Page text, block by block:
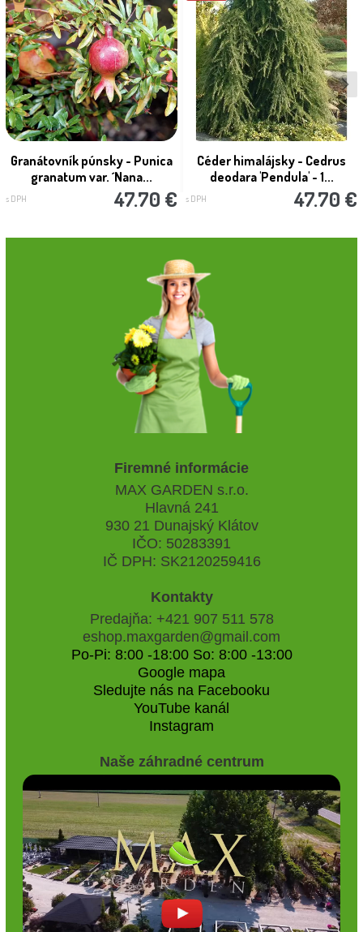
Granátovník púnsky - Punica
granatum var. ´Nana...
s DPH 47.70 €
Céder himalájsky - Cedrus
deodara 'Pendula' - 1...
s DPH 47.70 €
Firemné informácie
MAX GARDEN s.r.o.
Hlavná 241
930 21 Dunajský Klátov
IČO: 50283391
IČ DPH: SK2120259416
Kontakty
Predajňa: +421 907 511 578
eshop.maxgarden@gmail.com
Po-Pi: 8:00 -18:00 So: 8:00 -13:00
Google mapa
Sledujte nás na Facebooku
YouTube kanál
Instagram
Naše záhradné centrum